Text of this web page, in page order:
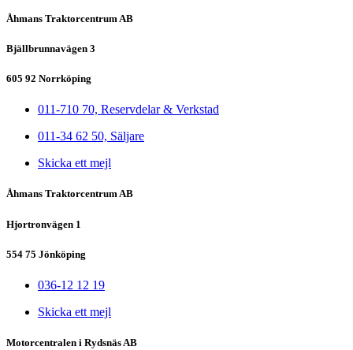
Åhmans Traktorcentrum AB
Bjällbrunnavägen 3
605 92 Norrköping
011-710 70, Reservdelar & Verkstad
011-34 62 50, Säljare
Skicka ett mejl
Åhmans Traktorcentrum AB
Hjortronvägen 1
554 75 Jönköping
036-12 12 19
Skicka ett mejl
Motorcentralen i Rydsnäs AB